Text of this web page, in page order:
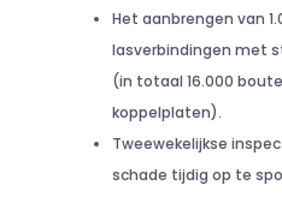
Het aanbrengen van
lasverbindingen met
(in totaal 16.000
koppelplaten).
Tweewekelijkse
schade tijdig op te